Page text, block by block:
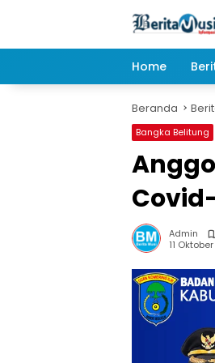
Home
Beranda
Bangka Belitung
Admin
11